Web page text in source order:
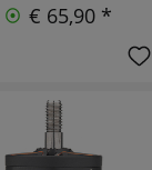
€ 65,90 *